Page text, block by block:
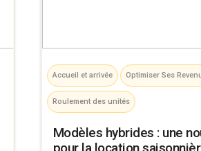
Accueil et arrivée Optimiser Ses
Roulement des unités
Modèles hybrides : une